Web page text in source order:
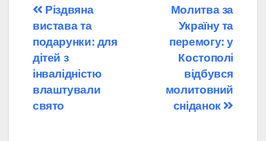
Навігація
записів
Молитва за
Україну та
перемогу: у
Костополі
відбувся
молитовний
сніданок
Різдвяна
вистава та
подарунки: для
дітей з
інвалідністю
влаштували
свято